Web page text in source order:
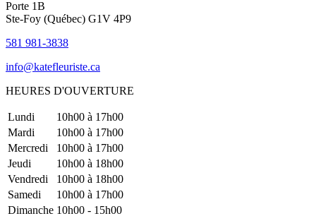
Porte 1B
Ste-Foy (Québec)​​ G1V 4P9
581 981-3838
info@katefleuriste.ca
HEURES D'OUVERTURE
Lundi
10h00 à 17h00
Mardi
10h00 à 17h00
Mercredi
10h00 à 17h00
Jeudi
10h00 à 18h00
Vendredi
10h00 à 18h00
Samedi
10h00 à 17h00
Dimanche 10h00 - 15h00